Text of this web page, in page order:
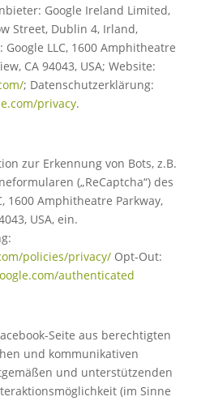
Google Ireland Limited,
Street, Dublin 4, Irland,
LLC, 1600 Amphitheatre
CA 94043, USA; Website:
; Datenschutzerklärung:
privacy.
zur Erkennung von Bots, z.B.
(„ReCaptcha“) des
1600 Amphitheatre Parkway,
USA, ein.
policies/privacy/Opt-Out:
authenticated
Seite aus berechtigten
und kommunikativen
und unterstützenden
(im Sinne